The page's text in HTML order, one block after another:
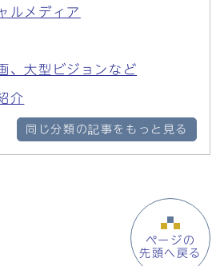
ルメディア
、大型ビジョンなど
介
同じ分類の記事をもっと見る
ページの
先頭へ戻る